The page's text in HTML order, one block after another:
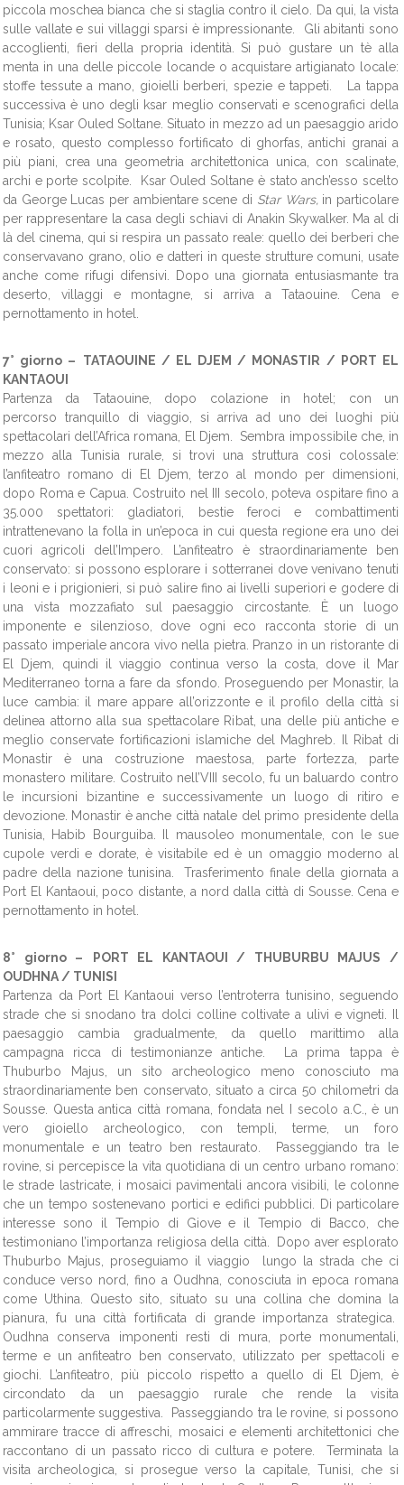
piccola moschea bianca che si staglia contro il cielo. Da qui, la vista
sulle vallate e sui villaggi sparsi è impressionante. Gli abitanti sono
accoglienti, fieri della propria identità. Si può gustare un tè alla
menta in una delle piccole locande o acquistare artigianato locale:
stoffe tessute a mano, gioielli berberi, spezie e tappeti. La tappa
successiva è uno degli ksar meglio conservati e scenografici della
Tunisia; Ksar Ouled Soltane. Situato in mezzo ad un paesaggio arido
e rosato, questo complesso fortificato di ghorfas, antichi granai a
più piani, crea una geometria architettonica unica, con scalinate,
archi e porte scolpite. Ksar Ouled Soltane è stato anch’esso scelto
da George Lucas per ambientare scene di Star Wars, in particolare
per rappresentare la casa degli schiavi di Anakin Skywalker. Ma al di
là del cinema, qui si respira un passato reale: quello dei berberi che
conservavano grano, olio e datteri in queste strutture comuni, usate
anche come rifugi difensivi. Dopo una giornata entusiasmante tra
deserto, villaggi e montagne, si arriva a Tataouine. Cena e
pernottamento in hotel.
7° giorno –
TATAOUINE / EL DJEM / MONASTIR / PORT EL
KANTAOUI
Partenza da Tataouine, dopo colazione in hotel; con un
percorso tranquillo di viaggio, si arriva ad uno dei luoghi più
spettacolari dell’Africa romana, El Djem. Sembra impossibile che, in
mezzo alla Tunisia rurale, si trovi una struttura così colossale:
l’anfiteatro romano di El Djem, terzo al mondo per dimensioni,
dopo Roma e Capua. Costruito nel III secolo, poteva ospitare fino a
35.000 spettatori: gladiatori, bestie feroci e combattimenti
intrattenevano la folla in un’epoca in cui questa regione era uno dei
cuori agricoli dell’Impero. L’anfiteatro è straordinariamente ben
conservato: si possono esplorare i sotterranei dove venivano tenuti
i leoni e i prigionieri, si può salire fino ai livelli superiori e godere di
una vista mozzafiato sul paesaggio circostante. È un luogo
imponente e silenzioso, dove ogni eco racconta storie di un
passato imperiale ancora vivo nella pietra. Pranzo in un ristorante di
El Djem, quindi il viaggio continua verso la costa, dove il Mar
Mediterraneo torna a fare da sfondo. Proseguendo per Monastir, la
luce cambia: il mare appare all’orizzonte e il profilo della città si
delinea attorno alla sua spettacolare Ribat, una delle più antiche e
meglio conservate fortificazioni islamiche del Maghreb. Il Ribat di
Monastir è una costruzione maestosa, parte fortezza, parte
monastero militare. Costruito nell’VIII secolo, fu un baluardo contro
le incursioni bizantine e successivamente un luogo di ritiro e
devozione. Monastir è anche città natale del primo presidente della
Tunisia, Habib Bourguiba. Il mausoleo monumentale, con le sue
cupole verdi e dorate, è visitabile ed è un omaggio moderno al
padre della nazione tunisina. Trasferimento finale della giornata a
Port El Kantaoui, poco distante, a nord dalla città di Sousse. Cena e
pernottamento in hotel.
8° giorno –
PORT EL KANTAOUI / THUBURBU MAJUS /
OUDHNA / TUNISI
Partenza da Port El Kantaoui verso l’entroterra tunisino, seguendo
strade che si snodano tra dolci colline coltivate a ulivi e vigneti. Il
paesaggio cambia gradualmente, da quello marittimo alla
campagna ricca di testimonianze antiche. La prima tappa è
Thuburbo Majus, un sito archeologico meno conosciuto ma
straordinariamente ben conservato, situato a circa 50 chilometri da
Sousse. Questa antica città romana, fondata nel I secolo a.C., è un
vero gioiello archeologico, con templi, terme, un foro
monumentale e un teatro ben restaurato. Passeggiando tra le
rovine, si percepisce la vita quotidiana di un centro urbano romano:
le strade lastricate, i mosaici pavimentali ancora visibili, le colonne
che un tempo sostenevano portici e edifici pubblici. Di particolare
interesse sono il Tempio di Giove e il Tempio di Bacco, che
testimoniano l’importanza religiosa della città. Dopo aver esplorato
Thuburbo Majus, proseguiamo il viaggio lungo la strada che ci
conduce verso nord, fino a Oudhna, conosciuta in epoca romana
come Uthina. Questo sito, situato su una collina che domina la
pianura, fu una città fortificata di grande importanza strategica.
Oudhna conserva imponenti resti di mura, porte monumentali,
terme e un anfiteatro ben conservato, utilizzato per spettacoli e
giochi. L’anfiteatro, più piccolo rispetto a quello di El Djem, è
circondato da un paesaggio rurale che rende la visita
particolarmente suggestiva. Passeggiando tra le rovine, si possono
ammirare tracce di affreschi, mosaici e elementi architettonici che
raccontano di un passato ricco di cultura e potere. Terminata la
visita archeologica, si prosegue verso la capitale, Tunisi, che si